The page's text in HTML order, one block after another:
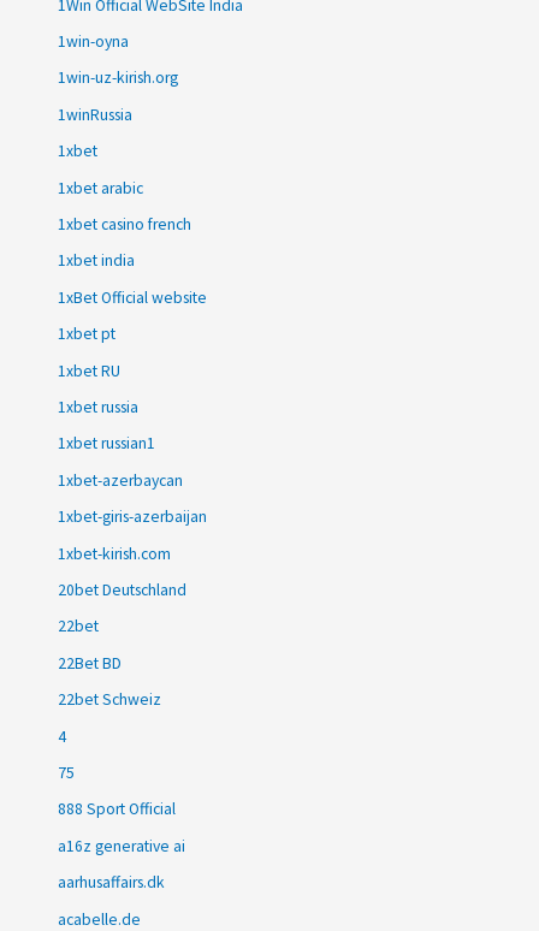
1Win Official WebSite India
1win-oyna
1win-uz-kirish.org
1winRussia
1xbet
1xbet arabic
1xbet casino french
1xbet india
1xBet Official website
1xbet pt
1xbet RU
1xbet russia
1xbet russian1
1xbet-azerbaycan
1xbet-giris-azerbaijan
1xbet-kirish.com
20bet Deutschland
22bet
22Bet BD
22bet Schweiz
4
75
888 Sport Official
a16z generative ai
aarhusaffairs.dk
acabelle.de